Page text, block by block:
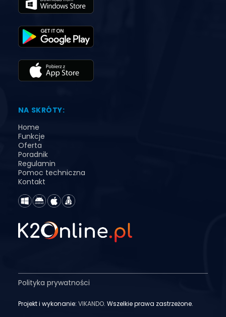
NA SKRÓTY:
Home
Funkcje
Oferta
Poradnik
Regulamin
Pomoc techniczna
Kontakt
Polityka prywatności
Projekt i wykonanie: VIKANDO. Wszelkie prawa zastrzeżone.